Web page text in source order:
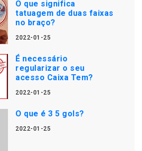
O que significa
tatuagem de duas faixas
no braço?
2022-01-25
É necessário
regularizar o seu
acesso Caixa Tem?
2022-01-25
O que é 3 5 gols?
2022-01-25